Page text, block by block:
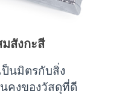
มสังกะสี
ป็นมิตรกับสิ่ง
คงของวัสดุที่ดี